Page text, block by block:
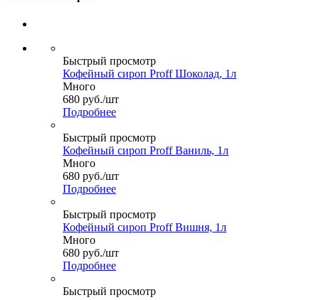
Быстрый просмотр
Кофейный сироп Proff Шоколад, 1л
Много
680 руб./шт
Подробнее
Быстрый просмотр
Кофейный сироп Proff Ваниль, 1л
Много
680 руб./шт
Подробнее
Быстрый просмотр
Кофейный сироп Proff Вишня, 1л
Много
680 руб./шт
Подробнее
Быстрый просмотр